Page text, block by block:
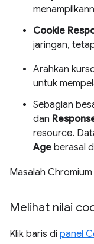
Cookie
jaringan,
Arahkan
untuk
Sebagian
dan
resource.
Age berasal
Masalah Chromium
Melihat nilai
Klik baris di panel